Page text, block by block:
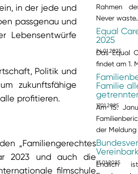
in der jede und
passgenau und
Lebensentwürfe
Politik und
zukunftsfähige
profitieren.
„Familiengerechtes
2023 und auch die
filmschule
Rahmen
Never
Equal
2025
24.01.2025
Das Equal
findet am 1.
Familie
17.01.2025
Am 15.
der Meldung
13.01.2025
Endlich